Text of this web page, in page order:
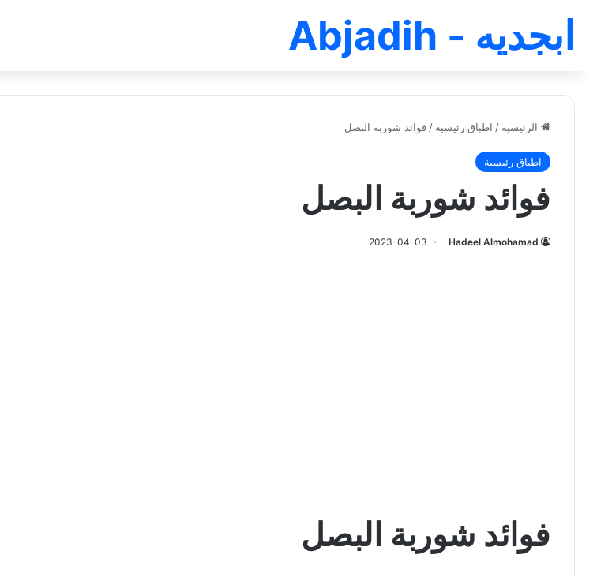
ابجديه - Abjadih
الرئيسية / اطباق رئيسية / فوائد شوربة البصل
اطباق رئيسية
فوائد شوربة البصل
Hadeel Almohamad
2023-04-03
فوائد شوربة البصل